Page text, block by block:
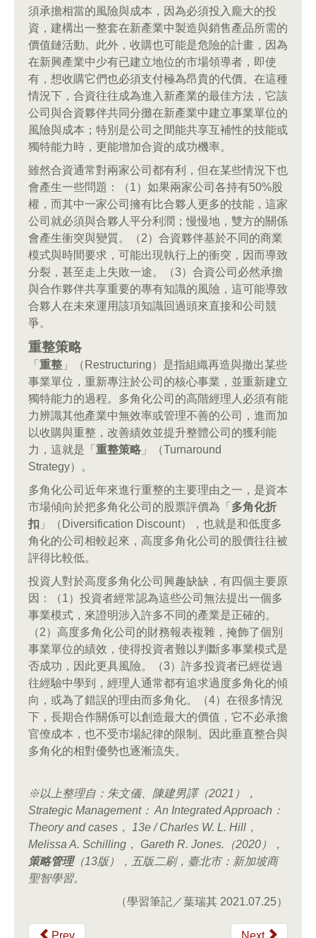
須承擔相當的風險與成本，因為必須投入龐大的投
資，建構出一整套在新產業中製造與銷售產品所需的
價值鏈活動。此外，收購也可能是危險的計畫，因為
在新興產業中少有已建立地位的市場領導者，即使
有，想收購它們也必須支付極為昂貴的代價。在這種
情況下，合資往往成為進入新產業的最佳方法，它該
公司與合資夥伴共同分攤在新產業中建立事業單位的
風險與成本；特別是公司之間能共享互補性的技能或
獨特能力時，更能增加合資的成功機率。
雖然合資通常對兩家公司都有利，但在某些情況下也
會產生一些問題：（1）如果兩家公司各持有50%股
權，而其中一家公司擁有比合夥人更多的技能，這家
公司就必須與合夥人平分利潤；慢慢地，雙方的關係
會產生衝突與變質。（2）合資夥伴基於不同的商業
模式與時間要求，可能出現執行上的衝突，因而導致
分裂，甚至走上失敗一途。（3）合資公司必然承擔
與合作夥伴共享重要的專有知識的風險，這可能導致
合夥人在未來運用該項知識回過頭來直接和公司競
爭。
重整策略
「 重整 」（Restructuring）是指組織再造與撤出某些
事業單位，重新專注於公司的核心事業，並重新建立
獨特能力的過程。多角化公司的高階經理人必須有能
力辨識其他產業中無效率或管理不善的公司，進而加
以收購與重整，改善績效並提升整體公司的獲利能
力，這就是「 重整策略 」（Turnaround
Strategy）。
多角化公司近年來進行重整的主要理由之一，是資本
市場傾向於把多角化公司的股票評價為「 多角化折
扣 」（Diversification Discount），也就是和低度多
角化的公司相較起來，高度多角化公司的股價往往被
評得比較低。
投資人對於高度多角化公司興趣缺缺，有四個主要原
因：（1）投資者經常認為這些公司無法提出一個多
事業模式，來證明涉入許多不同的產業是正確的。
（2）高度多角化公司的財務報表複雜，掩飾了個別
事業單位的績效，使得投資者難以判斷多事業模式是
否成功，因此更具風險。（3）許多投資者已經從過
往經驗中學到，經理人通常都有追求過度多角化的傾
向，或為了錯誤的理由而多角化。（4）在很多情況
下，長期合作關係可以創造最大的價值，它不必承擔
官僚成本，也不受市場紀律的限制。因此垂直整合與
多角化的相對優勢也逐漸流失。
※以上整理自：朱文儀、陳建男譯（2021 ），
Strategic Management： An Integrated Approach ：
Theory and cases ， 13e / Charles W. L. Hill ，
Melissa A. Schilling ， Gareth R. Jones. （2020 ），
策略管理（13版），五版二刷，臺北市：新加坡商
聖智學習。
（學習筆記／葉瑞其 2021.07.25）